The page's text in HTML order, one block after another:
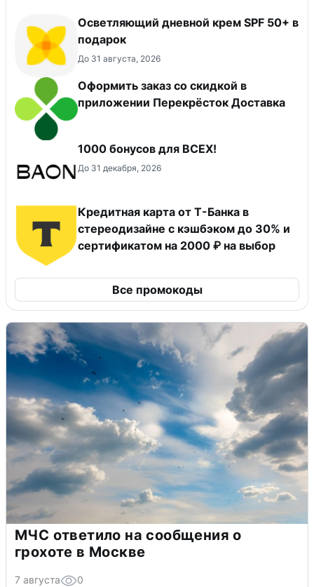
Осветляющий дневной крем SPF 50+ в
подарок
До 31 августа, 2026
Оформить заказ со скидкой в
приложении Перекрёсток Доставка
1000 бонусов для ВСЕХ!
До 31 декабря, 2026
Кредитная карта от Т-Банка в
стереодизайне с кэшбэком до 30% и
сертификатом на 2000 ₽ на выбор
Все промокоды
МЧС ответило на сообщения о
грохоте в Москве
7 августа 0